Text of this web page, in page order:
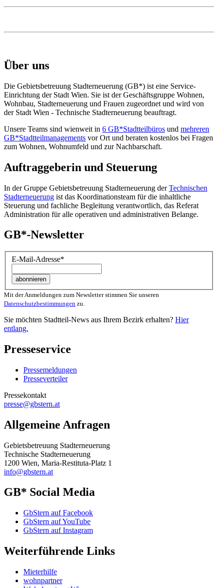
Über uns
Die Gebietsbetreuung Stadterneuerung (GB*) ist eine Service-
Einrichtung der Stadt Wien. Sie ist der Geschäfts­gruppe Wohnen,
Wohnbau, Stadt­erneuerung und Frauen zugeordnet und wird von
der Stadt Wien - Technische Stadterneuerung beauftragt.
Unsere Teams sind wienweit in 6 GB*Stadtteilbüros und mehreren
GB*Stadtteilmanagements vor Ort und beraten kostenlos bei Fragen
zum Wohnen, Wohnumfeld und zur Nachbarschaft.
Auftraggeberin und Steuerung
In der Gruppe Gebietsbetreuung Stadterneuerung derTechnischen
Stadterneuerung ist das Koordinationsteam für die inhaltliche
Steuerung und fachliche Begleitung verantwortlich, das Referat
Administration für alle operativen und administrativen Belange.
GB*-Newsletter
E-Mail-Adresse*
Mit der Anmeldungen zum Newsletter stimmen Sie unseren
Datenschutzbestimmungen zu.
Sie möchten Stadtteil-News aus Ihrem Bezirk erhalten? Hier
entlang.
Presseservice
Pressemeldungen
Presseverteiler
Pressekontakt
presse@gbstern.at
Allgemeine Anfragen
Gebietsbetreuung Stadterneuerung
Technische Stadterneuerung
1200 Wien, Maria-Restituta-Platz 1
info@gbstern.at
GB* Social Media
GbStern auf Facebook
GbStern auf YouTube
GbStern auf Instagram
Weiterführende Links
Mieterhilfe
wohnpartner